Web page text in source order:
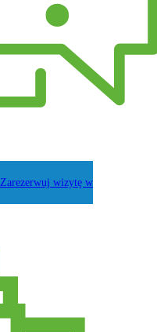
Zarezerwuj wizytę w